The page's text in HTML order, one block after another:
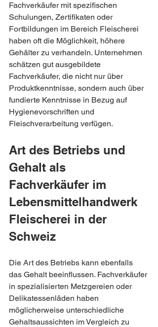
Fachverkäufer mit spezifischen
Schulungen, Zertifikaten oder
Fortbildungen im Bereich Fleischerei
haben oft die Möglichkeit, höhere
Gehälter zu verhandeln. Unternehmen
schätzen gut ausgebildete
Fachverkäufer, die nicht nur über
Produktkenntnisse, sondern auch über
fundierte Kenntnisse in Bezug auf
Hygienevorschriften und
Fleischverarbeitung verfügen.
Art des Betriebs und
Gehalt als
Fachverkäufer im
Lebensmittelhandwerk
Fleischerei in der
Schweiz
Die Art des Betriebs kann ebenfalls
das Gehalt beeinflussen. Fachverkäufer
in spezialisierten Metzgereien oder
Delikatessenläden haben
möglicherweise unterschiedliche
Gehaltsaussichten im Vergleich zu